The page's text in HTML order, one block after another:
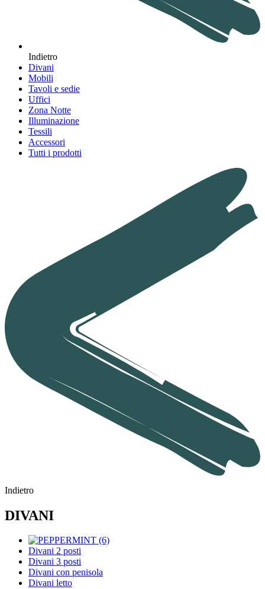
Indietro
Divani
Mobili
Tavoli e sedie
Uffici
Zona Notte
Illuminazione
Tessili
Accessori
Tutti i prodotti
Indietro
DIVANI
Divani 2 posti
Divani 3 posti
Divani con penisola
Divani letto